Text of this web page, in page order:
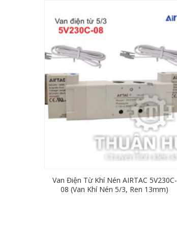
Van Điện Từ Khí Nén AIRTAC 5V230C-
08 (Van Khí Nén 5/3, Ren 13mm)